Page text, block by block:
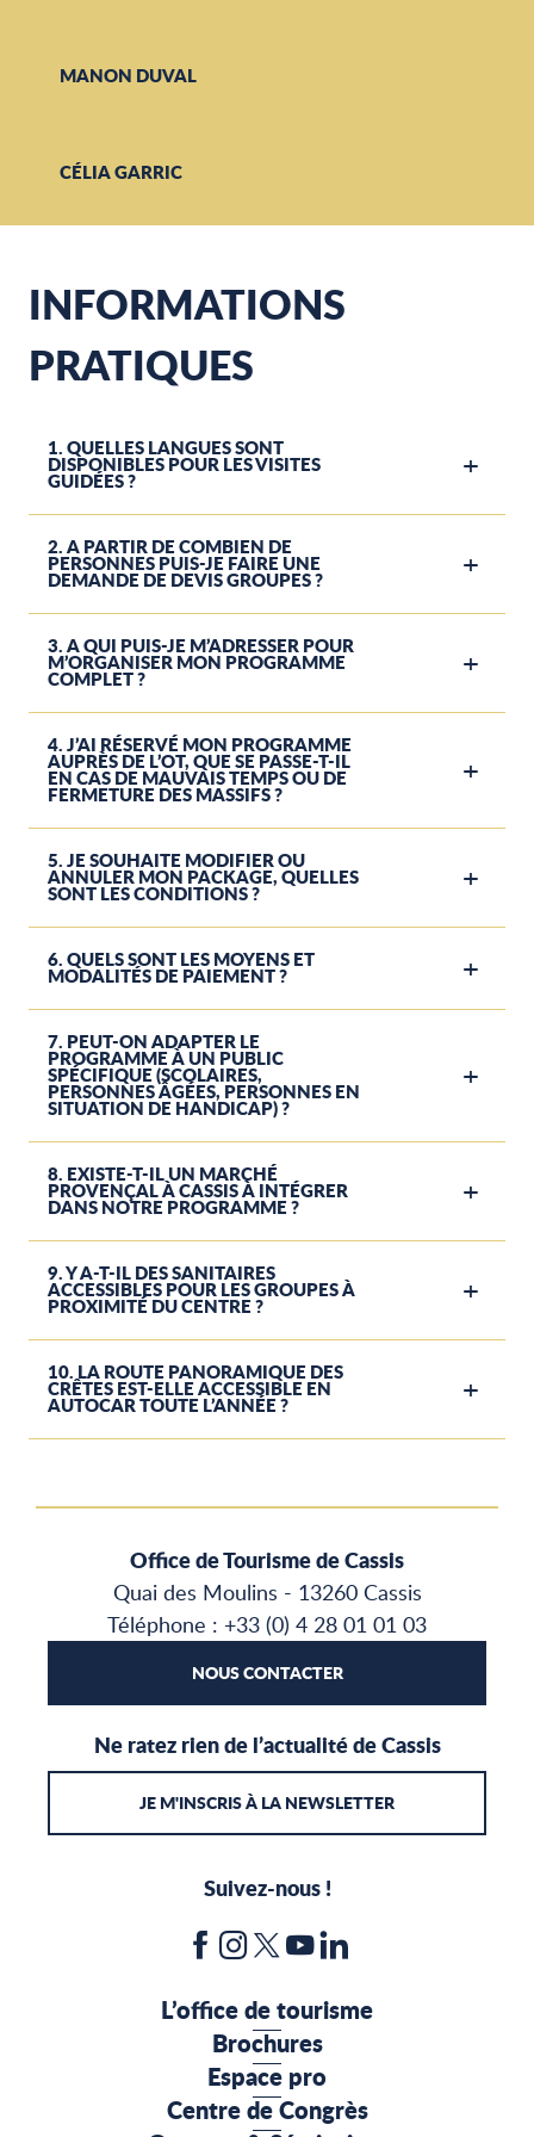
MANON DUVAL
CÉLIA GARRIC
INFORMATIONS
PRATIQUES
1. QUELLES LANGUES SONT
DISPONIBLES POUR LES VISITES
GUIDÉES ?
2. A PARTIR DE COMBIEN DE
PERSONNES PUIS-JE FAIRE UNE
DEMANDE DE DEVIS GROUPES ?
3. A QUI PUIS-JE M’ADRESSER POUR
M’ORGANISER MON PROGRAMME
COMPLET ?
4. J’AI RÉSERVÉ MON PROGRAMME
AUPRÈS DE L’OT, QUE SE PASSE-T-IL
EN CAS DE MAUVAIS TEMPS OU DE
FERMETURE DES MASSIFS ?
5. JE SOUHAITE MODIFIER OU
ANNULER MON PACKAGE, QUELLES
SONT LES CONDITIONS ?
6. QUELS SONT LES MOYENS ET
MODALITÉS DE PAIEMENT ?
7. PEUT-ON ADAPTER LE
PROGRAMME À UN PUBLIC
SPÉCIFIQUE (SCOLAIRES,
PERSONNES ÂGÉES, PERSONNES EN
SITUATION DE HANDICAP) ?
8. EXISTE-T-IL UN MARCHÉ
PROVENÇAL À CASSIS À INTÉGRER
DANS NOTRE PROGRAMME ?
9. Y A-T-IL DES SANITAIRES
ACCESSIBLES POUR LES GROUPES À
PROXIMITÉ DU CENTRE ?
10. LA ROUTE PANORAMIQUE DES
CRÊTES EST-ELLE ACCESSIBLE EN
AUTOCAR TOUTE L’ANNÉE ?
Office de Tourisme de Cassis
Quai des Moulins - 13260 Cassis
Téléphone : +33 (0) 4 28 01 01 03
NOUS CONTACTER
Ne ratez rien de l’actualité de Cassis
JE M'INSCRIS À LA NEWSLETTER
Suivez-nous !
L’office de tourisme
Brochures
Espace pro
Centre de Congrès